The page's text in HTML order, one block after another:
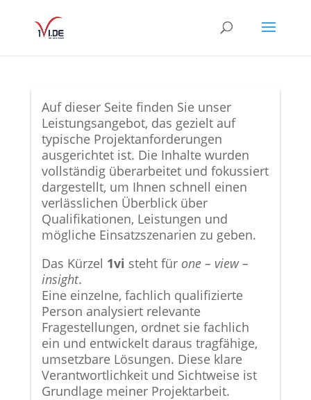
Auf dieser Seite finden Sie unser
Leistungsangebot, das gezielt auf
typische Projektanforderungen
ausgerichtet ist. Die Inhalte wurden
vollständig überarbeitet und fokussiert
dargestellt, um Ihnen schnell einen
verlässlichen Überblick über
Qualifikationen, Leistungen und
mögliche Einsatzszenarien zu geben.
Das Kürzel 1vi steht für one – view –
insight.
Eine einzelne, fachlich qualifizierte
Person analysiert relevante
Fragestellungen, ordnet sie fachlich
ein und entwickelt daraus tragfähige,
umsetzbare Lösungen. Diese klare
Verantwortlichkeit und Sichtweise ist
Grundlage meiner Projektarbeit.